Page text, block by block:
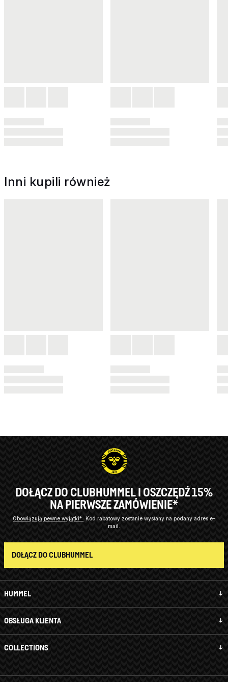
Inni kupili również
HUMMEL
OBSŁUGA KLIENTA
COLLECTIONS
DOŁĄCZ DO CLUBHUMMEL I OSZCZĘDŹ 15%
NA PIERWSZE ZAMÓWIENIE*
Obowiązują pewne wyjątki*
Kod rabatowy zostanie wysłany na podany adres e-
mail.
DOŁĄCZ DO CLUBHUMMEL